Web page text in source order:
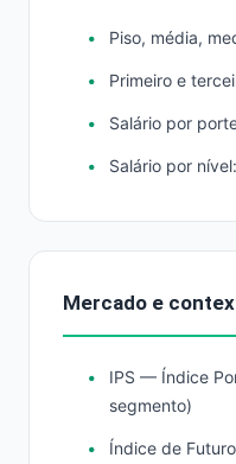
Piso, média,
Primeiro e
Salário por
Salário por
Mercado e
IPS — Índice
segmento)
Índice de